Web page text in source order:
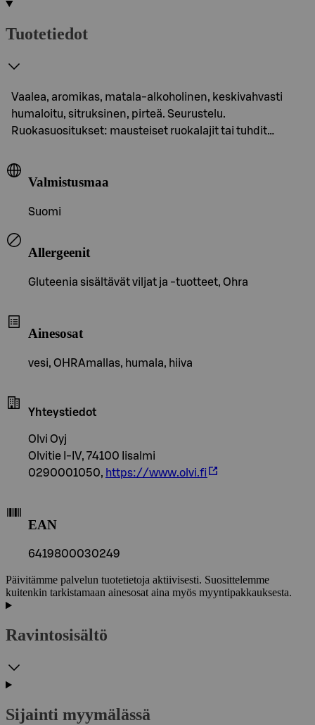
Tuotetiedot
Vaalea, aromikas, matala-alkoholinen, keskivahvasti
humaloitu, sitruksinen, pirteä. Seurustelu.
Ruokasuositukset: mausteiset ruokalajit tai tuhdit…
Valmistusmaa
Suomi
Allergeenit
Gluteenia sisältävät viljat ja -tuotteet, Ohra
Ainesosat
vesi, OHRAmallas, humala, hiiva
Yhteystiedot
Olvi Oyj
Olvitie I-IV, 74100 Iisalmi
0290001050, https://www.olvi.fi
EAN
6419800030249
Päivitämme palvelun tuotetietoja aktiivisesti. Suosittelemme
kuitenkin tarkistamaan ainesosat aina myös myyntipakkauksesta.
Ravintosisältö
Sijainti myymälässä